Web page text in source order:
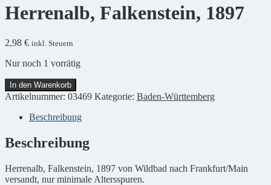
Herrenalb, Falkenstein, 1897
2,98 € inkl. Steuern
Nur noch 1 vorrätig
Herrenalb,
Falkenstein,
Menge
In den Warenkorb
Artikelnummer: 03469 Kategorie: Baden-Württemberg
Beschreibung
Beschreibung
Herrenalb, Falkenstein, 1897 von Wildbad nach Frankfurt/Main
versandt, nur minimale Altersspuren.